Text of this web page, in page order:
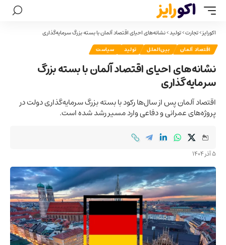
اکورایز>تجارت>تولید>نشانه‌های احیای اقتصاد آلمان با بسته بزرگ سرمایه‌گذاری
اقتصاد آلمان بین‌الملل تولید سیاست
نشانه‌های احیای اقتصاد آلمان با بسته بزرگ
سرمایه‌گذاری
اقتصاد آلمان پس از سال‌ها رکود با بسته بزرگ سرمایه‌گذاری دولت در
پروژه‌های عمرانی و دفاعی وارد مسیر رشد شده است.
5 آذر 1404